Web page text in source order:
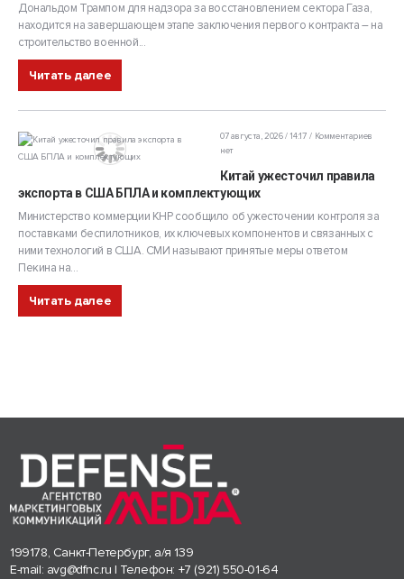
Дональдом Трампом для надзора за восстановлением сектора Газа,
находится на завершающем этапе заключения первого контракта – на
строительство военной...
Читать далее
07 августа, 2026 / 14:17
Комментариев
нет
Китай ужесточил правила
экспорта в США БПЛА и комплектующих
Министерство коммерции КНР сообщило об ужесточении контроля за
поставками беспилотников, их ключевых компонентов и связанных с
ними технологий в США. СМИ называют принятые меры ответом
Пекина на...
Читать далее
199178, Санкт-Петербург, а/я 139
E-mail: avg@dfnc.ru | Телефон: +7 (921) 550-01-64